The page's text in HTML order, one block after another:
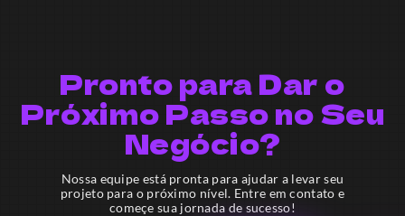
Pronto para Dar o
Próximo Passo no Seu
Negócio?
Nossa equipe está pronta para ajudar a levar seu
projeto para o próximo nível. Entre em contato e
começe sua jornada de sucesso!